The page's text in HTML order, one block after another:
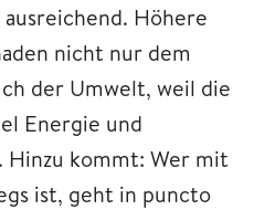
Höhere
nicht nur dem
der Umwelt, weil die
Energie und
Hinzu kommt: Wer mit
ist, geht in puncto